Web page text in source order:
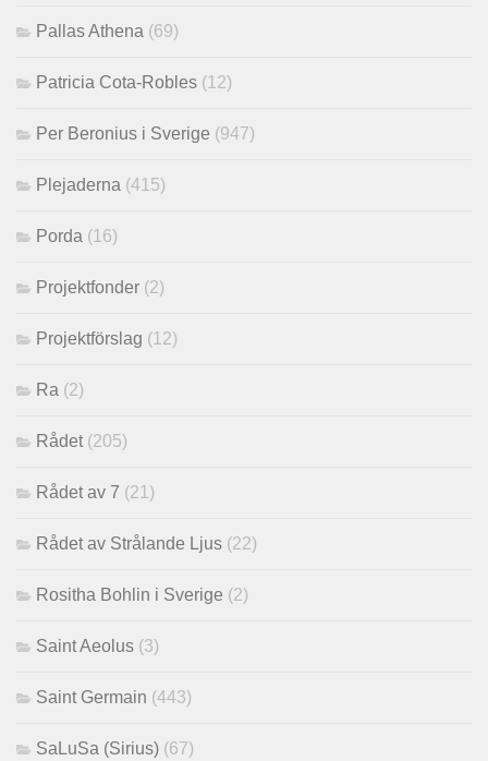
Pallas Athena (69)
Patricia Cota-Robles (12)
Per Beronius i Sverige (947)
Plejaderna (415)
Porda (16)
Projektfonder (2)
Projektförslag (12)
Ra (2)
Rådet (205)
Rådet av 7 (21)
Rådet av Strålande Ljus (22)
Rositha Bohlin i Sverige (2)
Saint Aeolus (3)
Saint Germain (443)
SaLuSa (Sirius) (67)